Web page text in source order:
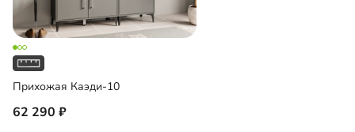
Прихожая Каэди-10
62 290